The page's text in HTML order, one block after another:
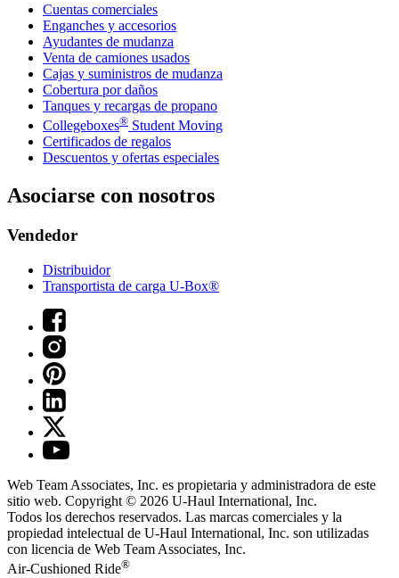
Cuentas comerciales
Enganches y accesorios
Ayudantes de mudanza
Venta de camiones usados
Cajas y suministros de mudanza
Cobertura por daños
Tanques y recargas de propano
Collegeboxes® Student Moving
Certificados de regalos
Descuentos y ofertas especiales
Asociarse con nosotros
Vendedor
Distribuidor
Transportista de carga U-Box®
Web Team Associates, Inc. es propietaria y administradora de este
sitio web. Copyright © 2026 U-Haul International, Inc.
Todos los derechos reservados. Las marcas comerciales y la
propiedad intelectual de U-Haul International, Inc. son utilizadas
con licencia de Web Team Associates, Inc.
Air-Cushioned Ride®